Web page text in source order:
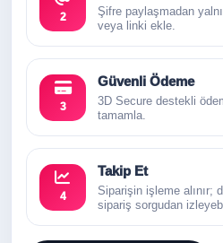
2
Şifre paylaşmadan
veya linki ekle.
3
Güvenli Ödeme
3D Secure destekli
tamamla.
4
Takip Et
Siparişin işleme alınır;
sipariş sorgudan